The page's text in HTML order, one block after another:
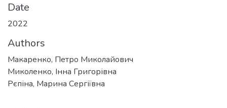
Date
2022
Authors
Макаренко, Петро Миколайович
Миколенко, Інна Григорівна
Рєпіна, Марина Сергіївна